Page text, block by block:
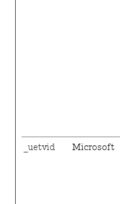
_uetvid Microsoft